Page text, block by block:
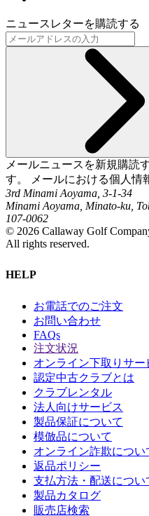
ニュースレターを購読する
メールニュースを新規購読
す。 メールにおける個人情
3rd Minami Aoyama, 3-1-34
Minami Aoyama, Minato-ku,
107-0062
© 2026 Callaway Golf
All rights reserved.
HELP
お電話でのご注文
お問い合わせ
FAQs
注文状況
オンライン下取りサー
認定中古クラブとは
クラブレンタル
法人向けサービス
製品保証について
模倣品について
オンライン詐欺につい
返品ポリシー
支払方法・配送につい
製品カタログ
販売店検索